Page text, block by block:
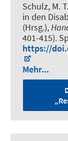
Schulz, M. T.
in den
(Hrsg.),
401-415).
https://
Mehr...